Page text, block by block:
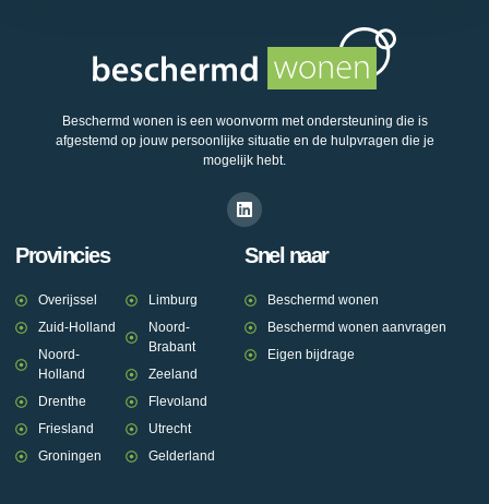
Beschermd wonen is een woonvorm met ondersteuning die is
afgestemd op jouw persoonlijke situatie en de hulpvragen die je
mogelijk hebt.
Provincies
Overijssel
Zuid-Holland
Noord-
Holland
Drenthe
Friesland
Groningen
Limburg
Noord-
Brabant
Zeeland
Flevoland
Utrecht
Gelderland
Snel naar
Beschermd wonen
Beschermd wonen aanvragen
Eigen bijdrage